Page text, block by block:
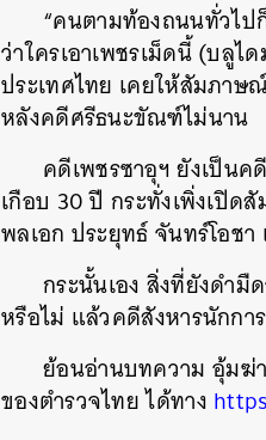
“คนตามท้องถนนทั่วไป
ว่าใครเอาเพชรเม็ดนี้ (บลู
ประเทศไทย เคยให้สัมภา
หลังคดีศรีธนะขัณฑ์ไม่นาน
คดีเพชรซาอุฯ ยังเป็นค
เกือบ 30 ปี กระทั่งเพิ่งเปิด
พลเอก ประยุทธ์ จันทร์โอช
กระนั้นเอง สิ่งที่ยังดำ
หรือไม่ แล้วคดีสังหารนักกา
ย้อนอ่านบทความ อุ้มฆ่
ของตำรวจไทย ได้ทาง